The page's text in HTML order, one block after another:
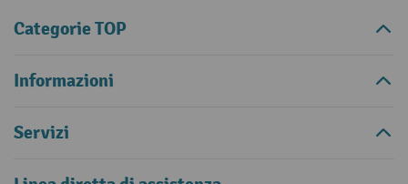
Categorie TOP
Informazioni
Servizi